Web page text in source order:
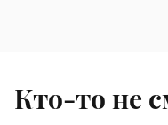
Кто-то не